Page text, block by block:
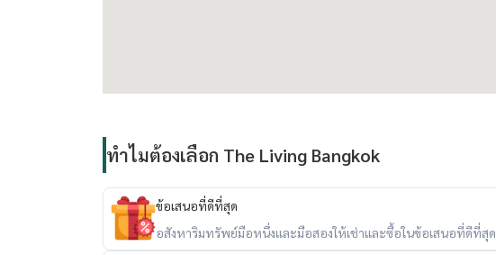
ทำไมต้องเลือก The Living Bangkok
ข้อเสนอที่ดีที่สุด
อสังหาริมทรัพย์มือหนึ่งและมือสองให้เช่าและซื้อในข้อเสนอที่ดีที่สุด